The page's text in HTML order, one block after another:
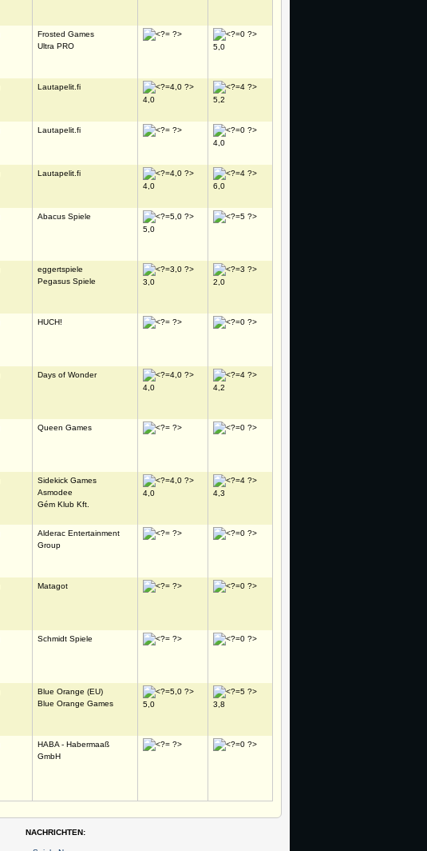
Frosted Games
Ultra PRO
5,0
Lautapelit.fi
4,0
5,2
Lautapelit.fi
4,0
Lautapelit.fi
4,0
6,0
Abacus Spiele
5,0
eggertspiele
Pegasus Spiele
3,0 2,0
HUCH!
Days of Wonder
4,0
4,2
Queen Games
Sidekick Games
Asmodee
Gém Klub Kft.
4,0 4,3
Alderac Entertainment
Group
Matagot
Schmidt Spiele
Blue Orange (EU)
Blue Orange Games
5,0 3,8
HABA - Habermaaß
GmbH
NACHRICHTEN: